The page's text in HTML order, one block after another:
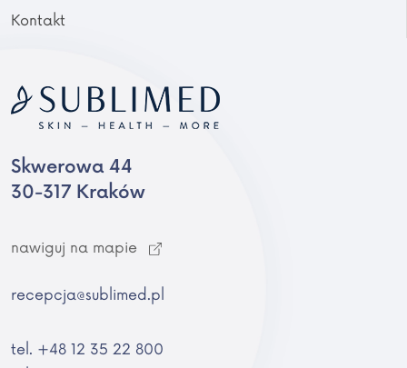
Kontakt
Skwerowa 44
30-317 Kraków
nawiguj na mapie
recepcja@sublimed.pl
tel. +48 12 35 22 800